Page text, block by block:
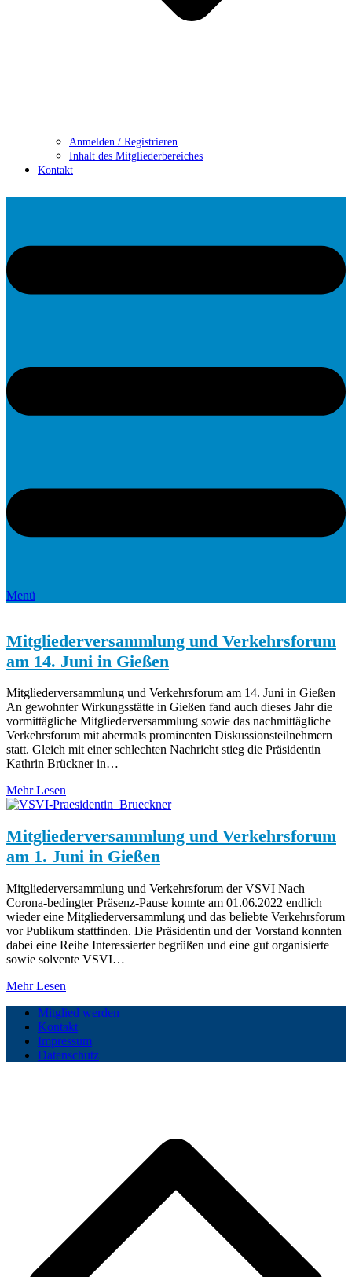
Anmelden / Registrieren
Inhalt des Mitgliederbereiches
Kontakt
Menü
Mitgliederversammlung und Verkehrsforum
am 14. Juni in Gießen
Mitgliederversammlung und Verkehrsforum am 14. Juni in Gießen
An gewohnter Wirkungsstätte in Gießen fand auch dieses Jahr die
vormittägliche Mitgliederversammlung sowie das nachmittägliche
Verkehrsforum mit abermals prominenten Diskussionsteilnehmern
statt. Gleich mit einer schlechten Nachricht stieg die Präsidentin
Kathrin Brückner in…
Mehr Lesen
Mitgliederversammlung und Verkehrsforum
am 1. Juni in Gießen
Mitgliederversammlung und Verkehrsforum der VSVI Nach
Corona-bedingter Präsenz-Pause konnte am 01.06.2022 endlich
wieder eine Mitgliederversammlung und das beliebte Verkehrsforum
vor Publikum stattfinden. Die Präsidentin und der Vorstand konnten
dabei eine Reihe Interessierter begrüßen und eine gut organisierte
sowie solvente VSVI…
Mehr Lesen
Mitglied werden
Kontakt
Impressum
Datenschutz